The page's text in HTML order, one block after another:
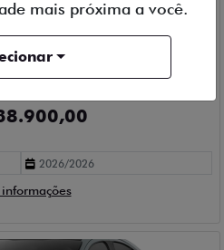
FIAT
200 HYBRID IMPETUS CVT FLEX
2026/2026
mais próxima a você.